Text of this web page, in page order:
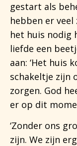
gestart als
hebben er
het huis nodig
liefde een
aan: ‘Het huis
schakeltje zijn
zorgen. God
er op dit
‘Zonder ons
zijn. We zijn